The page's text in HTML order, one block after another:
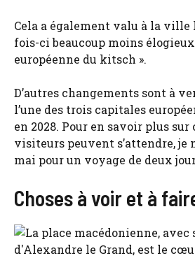
Cela a également valu à la ville
fois-ci beaucoup moins
européenne du kitsch ».
D’autres changements sont à
l’une des trois capitales
en 2028. Pour en savoir plus sur
visiteurs peuvent s’attendre, je
mai pour un voyage de deux
Choses à voir et à